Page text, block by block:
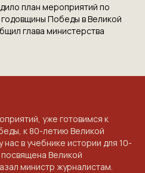
план мероприятий по
Победы в Великой
глава министерства
уже готовимся к
к 80-летию Великой
в учебнике истории для 10-
Великой
министр журналистам.